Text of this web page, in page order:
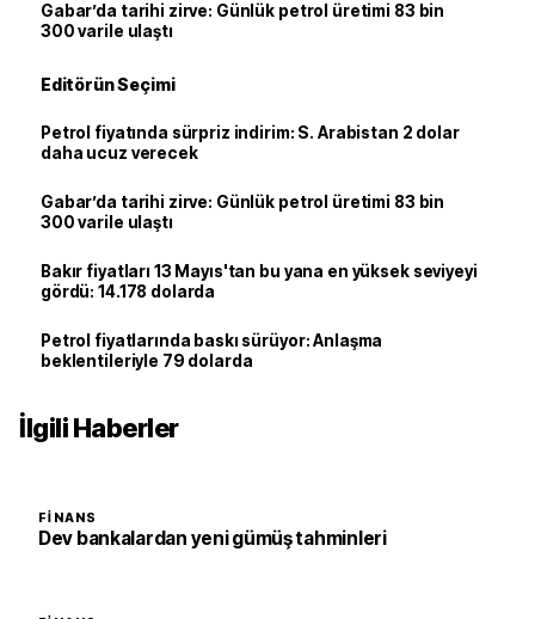
Gabar’da tarihi zirve: Günlük petrol üretimi 83 bin
300 varile ulaştı
Editörün Seçimi
Petrol fiyatında sürpriz indirim: S. Arabistan 2 dolar
daha ucuz verecek
Gabar’da tarihi zirve: Günlük petrol üretimi 83 bin
300 varile ulaştı
Bakır fiyatları 13 Mayıs'tan bu yana en yüksek seviyeyi
gördü: 14.178 dolarda
Petrol fiyatlarında baskı sürüyor: Anlaşma
beklentileriyle 79 dolarda
İlgili Haberler
FINANS
Dev bankalardan yeni gümüş tahminleri